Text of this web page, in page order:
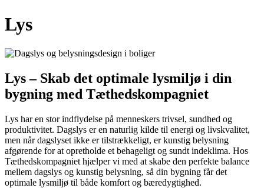
Lys
Lys – Skab det optimale lysmiljø i din
bygning med Tæthedskompagniet
Lys har en stor indflydelse på menneskers trivsel, sundhed og
produktivitet. Dagslys er en naturlig kilde til energi og livskvalitet,
men når dagslyset ikke er tilstrækkeligt, er kunstig belysning
afgørende for at opretholde et behageligt og sundt indeklima. Hos
Tæthedskompagniet hjælper vi med at skabe den perfekte balance
mellem dagslys og kunstig belysning, så din bygning får det
optimale lysmiljø til både komfort og bæredygtighed.